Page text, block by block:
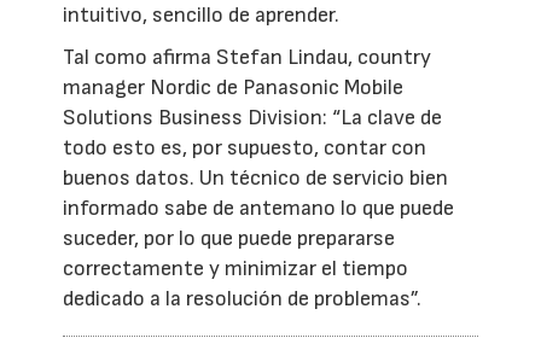
intuitivo, sencillo de aprender.
Tal como afirma Stefan Lindau, country
manager Nordic de Panasonic Mobile
Solutions Business Division: “La clave de
todo esto es, por supuesto, contar con
buenos datos. Un técnico de servicio bien
informado sabe de antemano lo que puede
suceder, por lo que puede prepararse
correctamente y minimizar el tiempo
dedicado a la resolución de problemas”.